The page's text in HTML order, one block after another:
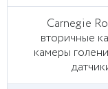
Carnegie
вторичные
камеры